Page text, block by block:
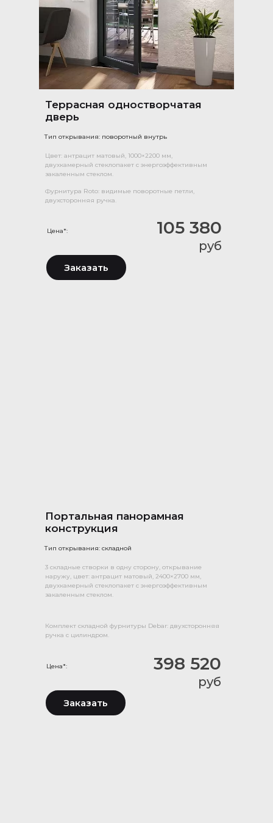
105 380
руб
Террасная одностворчатая
дверь
Тип открывания: поворотный внутрь
Цвет: антрацит матовый, 1000×2200 мм,
двухкамерный стеклопакет с энергоэффективным
закаленным стеклом.
Фурнитура Roto: видимые поворотные петли,
двухсторонняя ручка.
Цена*:
Заказать
398 520
руб
Портальная панорамная
конструкция
Тип открывания: складной
3 складные створки в одну сторону, открывание
наружу, цвет: антрацит матовый, 2400×2700 мм,
двухкамерный стеклопакет с энергоэффективным
закаленным стеклом.
Комплект складной фурнитуры Debar: двухсторонняя
ручка с цилиндром.
Цена*:
Заказать